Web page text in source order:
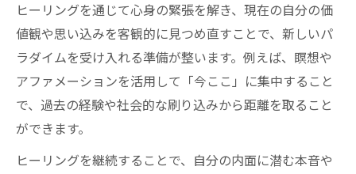
パラダイム転換が心の自由をもたらす仕組み
ヒーリングで心の自由を実感する方法
パラダイム転換がもたらす癒しの効果
ヒーリングと思考転換の具体的な関係性
心の枠を外すヒーリングのプロセス
ヒーリングが促す自由な発想の秘訣
ヒーリングを通じて心身の緊張を解き、現在の自分の価
値観や思い込みを客観的に見つめ直すことで、新しいパ
ラダイムを受け入れる準備が整います。例えば、瞑想や
アファメーションを活用して「今ここ」に集中すること
で、過去の経験や社会的な刷り込みから距離を取ること
ができます。
ヒーリングを継続することで、自分の内面に潜む本音や